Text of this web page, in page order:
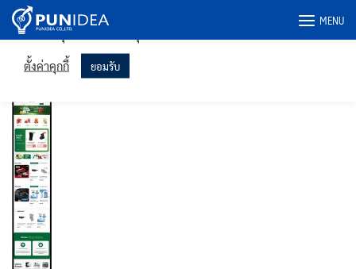
Skip
MENU
pholonline-ipad
เราใช้คุกกี้ในเว็บไซต์ของเราเพื่อให้คุณได้รับประสบการณ์ที่เกี่ยวข้อง
มากที่สุดโดยจดจำการตั้งค่าของคุณและเข้าชมซ้ำ การคลิก "ยอมรับ"
แสดงว่าคุณยินยอมให้ใช้คุกกี้ทั้งหมด
ตั้งค่าคุกกี้ ยอมรับ